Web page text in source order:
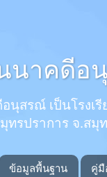
นนาคดีอ
อนุสรณ์ เป็นโรง
มุทรปราการ จ.ส
ข้อมูลพื้นฐาน คู่มื